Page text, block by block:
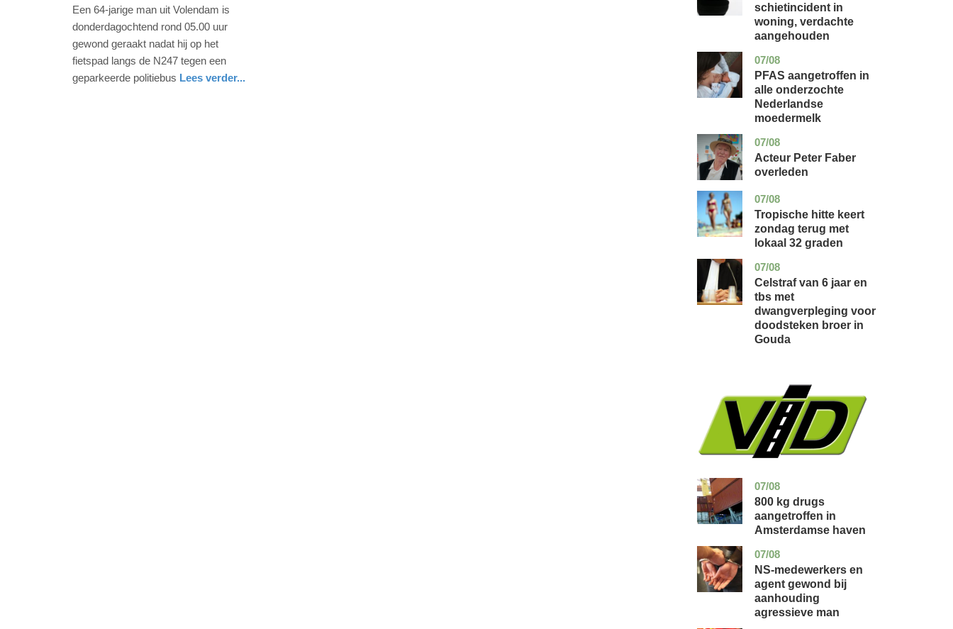
-
09:26
Een 64-jarige man uit Volendam is
donderdagochtend rond 05.00 uur
gewond geraakt nadat hij op het
fietspad langs de N247 tegen een
geparkeerde politiebus Lees verder...
schietincident in
woning, verdachte
aangehouden
07/08
utrecht
gezondheid
PFAS aangetroffen in
alle onderzochte
Nederlandse
moedermelk
07/08
noord-
holland
glossy
Acteur Peter Faber
overleden
07/08
utrecht
nieuws
Tropische hitte keert
zondag terug met
lokaal 32 graden
07/08
zuid-
holland
nieuws
Celstraf van 6 jaar en
tbs met
dwangverpleging voor
doodsteken broer in
Gouda
07/08
noord-
holland
nieuws
800 kg drugs
aangetroffen in
Amsterdamse haven
07/08
flevoland
nieuws
NS-medewerkers en
agent gewond bij
aanhouding
agressieve man